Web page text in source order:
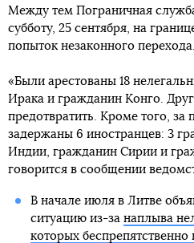
Между тем Пограничная
субботу, 25 сентября, на
попыток незаконного перехода.
«Были арестованы 18
Ирака и гражданин Конго.
предотвратить. Кроме того, за
задержаны 6 иностранцев: 3
Индии, гражданин Сирии и
говорится в сообщении
В начале июля в Литве
ситуацию из-за наплыва
которых беспрепятственно